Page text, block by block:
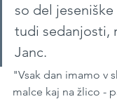
so del
tudi sedanjosti,
Janc.
"Vsak dan imamo v
malce kaj na žlico -